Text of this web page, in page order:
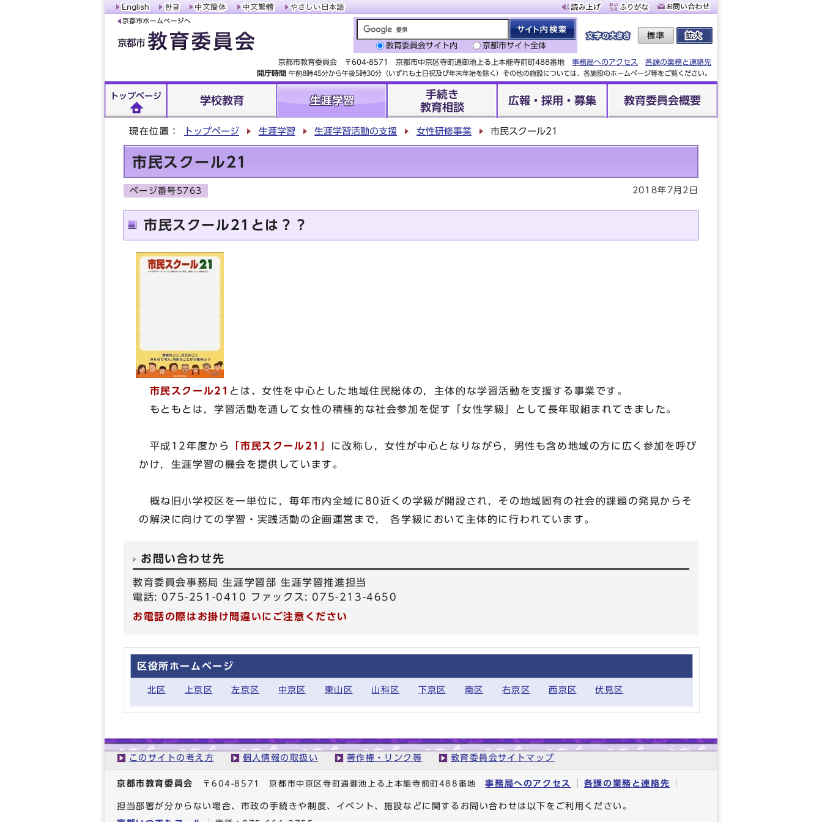
教育委員会サイト内 京都市サイト全体
京都市教育委員会 〒604-8571 京都市中京区寺町通御池上る上本能寺前町488番地 事務局へのアクセス
各課の業務と連絡先
開庁時間 午前8時45分から午後5時30分（いずれも土日祝及び年末年始を除く）その他の施設については、各施設のホームページ等をご覧ください。
トップページ 学校教育 生涯学習
手続き
教育相談
広報・採用・募集 教育委員会概要
現在位置： トップページ 生涯学習 生涯学習活動の支援 女性研修事業 市民スクール21
市民スクール21
ページ番号5763 2018年7月2日
市民スクール21とは？？
市民スクール21 とは、女性を中心とした地域住民総体の，主体的な学習活動を支援する事業です。
もともとは，学習活動を通して女性の積極的な社会参加を促す「女性学級」として長年取組まれてきました。
平成12年度から 「市民スクール21」 に改称し，女性が中心となりながら，男性も含め地域の方に広く参加を呼び
かけ，生涯学習の機会を提供しています。
概ね旧小学校区を一単位に，毎年市内全域に80近くの学級が開設され，その地域固有の社会的課題の発見からそ
の解決に向けての学習・実践活動の企画運営まで， 各学級において主体的に行われています。
お問い合わせ先
教育委員会事務局 生涯学習部 生涯学習推進担当
電話: 075-251-0410 ファックス: 075-213-4650
お電話の際はお掛け間違いにご注意ください
区役所ホームページ
北区 上京区 左京区 中京区 東山区 山科区 下京区 南区 右京区 西京区 伏見区
このサイトの考え方 個人情報の取扱い 著作権・リンク等 教育委員会サイトマップ
京都市教育委員会 〒604-8571 京都市中京区寺町通御池上る上本能寺前町488番地事務局へのアクセス 各課の業務と連絡先
担当部署が分からない場合、市政の手続きや制度、イベント、施設などに関するお問い合わせは以下をご利用ください。